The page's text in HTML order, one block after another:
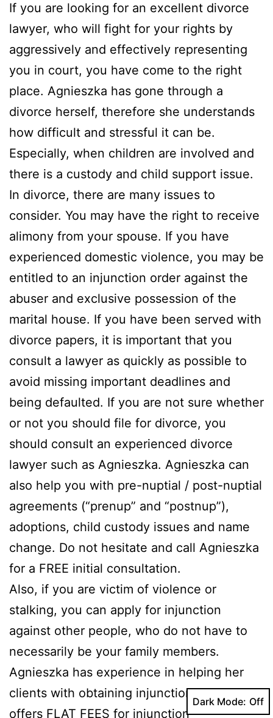
If you are looking for an excellent divorce
lawyer, who will fight for your rights by
aggressively and effectively representing
you in court, you have come to the right
place. Agnieszka has gone through a
divorce herself, therefore she understands
how difficult and stressful it can be.
Especially, when children are involved and
there is a custody and child support issue.
In divorce, there are many issues to
consider. You may have the right to receive
alimony from your spouse. If you have
experienced domestic violence, you may be
entitled to an injunction order against the
abuser and exclusive possession of the
marital house. If you have been served with
divorce papers, it is important that you
consult a lawyer as quickly as possible to
avoid missing important deadlines and
being defaulted. If you are not sure whether
or not you should file for divorce, you
should consult an experienced divorce
lawyer such as Agnieszka. Agnieszka can
also help you with pre-nuptial / post-nuptial
agreements (“prenup” and “postnup”),
adoptions, child custody issues and name
change. Do not hesitate and call Agnieszka
for a FREE initial consultation.
Also, if you are victim of violence or
stalking, you can apply for injunction
against other people, who do not have to
necessarily be your family members.
Agnieszka has experience in helping her
clients with obtaining injunction orders and
offers FLAT FEES for injunction
Dark Mode: